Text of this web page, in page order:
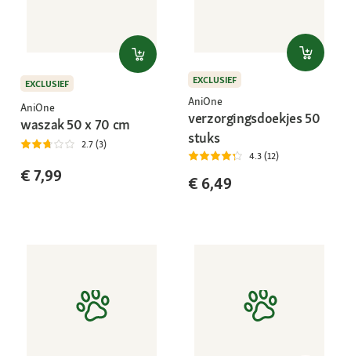
EXCLUSIEF
AniOne
waszak 50 x 70 cm
2.7 (3)
€ 7,99
EXCLUSIEF
AniOne
verzorgingsdoekjes 50
stuks
4.3 (12)
€ 6,49